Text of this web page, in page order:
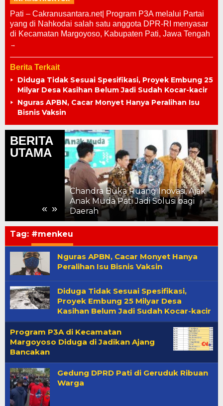
Pati – Cakranusantara.net| Program P3A melalui Partai
yang di Nahkodai salah satu anggota DPR-RI menyasar
di Kecamatan Margoyoso, Kabupaten Pati, Jawa Tengah
Berita Terkait
Diduga Tidak Sesuai Spesifikasi, Proyek Embung 25
Milyar Desa Kasihan Belum Jadi Sudah Kocar-kacir
Nguras APBN, Cacar Monyet Hanya Peralihan Isu
Bisnis Vaksin
BERITA
UTAMA
« »
Pelosok
Chandra Buka Ruang Inovasi, Ajak
Anak Muda Pati Jadi Solusi bagi
Daerah
Tag: #menkeu
Nguras APBN, Cacar Monyet Hanya
Peralihan Isu Bisnis Vaksin
Diduga Tidak Sesuai Spesifikasi,
Proyek Embung 25 Milyar Desa
Kasihan Belum Jadi Sudah Kocar-kacir
Program P3A di Kecamatan
Margoyoso Diduga di Jadikan Ajang
Bancakan
Gedung DPRD Pati di Geruduk Ribuan
Warga